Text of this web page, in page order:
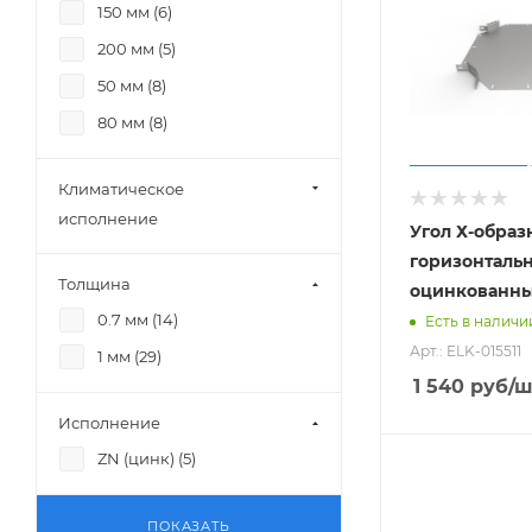
Угол Х-
Есть в
Арт.: ELK-015511
1 540 руб/
150 мм (6)
200 мм (5)
50 мм (8)
80 мм (8)
Климатическое
исполнение
Толщина
0.7 мм (14)
1 мм (29)
Исполнение
ZN (цинк) (5)
ПОКАЗАТЬ